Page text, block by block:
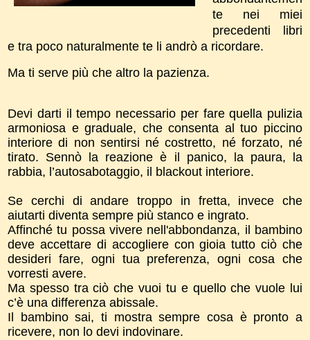
te nei miei
precedenti libri
e tra poco naturalmente te li andrò a ricordare.
Ma ti serve più che altro la pazienza.
Devi darti il tempo necessario per fare quella pulizia
armoniosa e graduale, che consenta al tuo piccino
interiore di non sentirsi né costretto, né forzato, né
tirato. Sennò la reazione è il panico, la paura, la
rabbia, l’autosabotaggio, il blackout interiore.
Se cerchi di andare troppo in fretta, invece che
aiutarti diventa sempre più stanco e ingrato.
Affinché tu possa vivere nell'abbondanza, il bambino
deve accettare di accogliere con gioia tutto ciò che
desideri fare, ogni tua preferenza, ogni cosa che
vorresti avere.
Ma spesso tra ciò che vuoi tu e quello che vuole lui
c’è una differenza abissale.
Il bambino sai, ti mostra sempre cosa è pronto a
ricevere, non lo devi indovinare.